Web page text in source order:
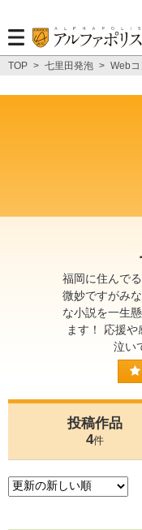
TOP > 七里田発泡 > Web
福岡に住んで
微妙ですがみ
な小説を一生
ます！ 応援や
泣い
投稿作品
4件